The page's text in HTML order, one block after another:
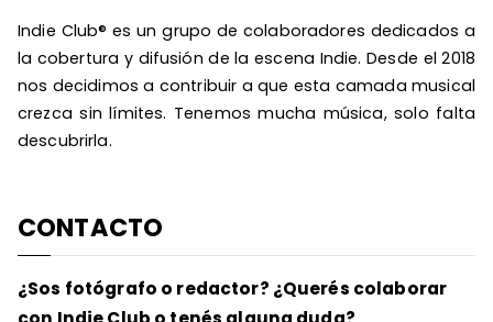
Indie Club® es un grupo de colaboradores dedicados a
la cobertura y difusión de la escena Indie. Desde el 2018
nos decidimos a contribuir a que esta camada musical
crezca sin límites. Tenemos mucha música, solo falta
descubrirla.
CONTACTO
¿Sos fotógrafo o redactor? ¿Querés colaborar